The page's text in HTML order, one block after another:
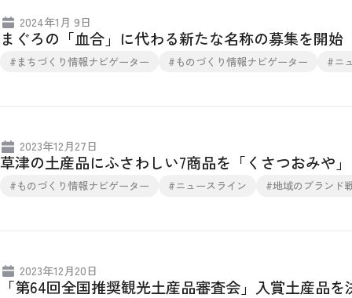
2024年1月 9日
まぐろの「血合」に代わる新たな名称の募集を開始
#まちづくり情報ナビゲーター #ものづくり情報ナビゲーター #ニ
2023年12月27日
草津の土産品にふさわしい7商品を「くさつおみや
#ものづくり情報ナビゲーター #ニュースライン #地域のブランド
2023年12月20日
「第64回全国推奨観光土産品審査会」入賞土産品